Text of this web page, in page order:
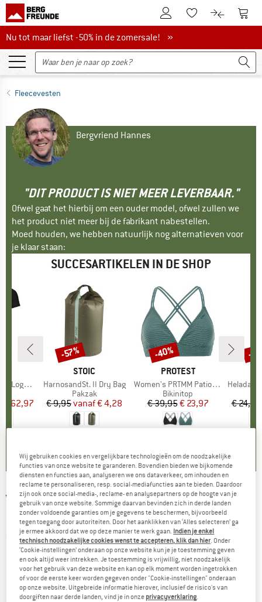
De klantenaccount
Naar deNaar de
Nu tot maar liefst -50% in de zomersale!
Nu tot maar liefst -50% in de zomersale! »
Fleecevesten
Bergvriend Hannes
"DIT PRODUCT IS NIET MEER LEVERBAAR."
Ofwel gaat het hierbij om een ouder model, ofwel zullen we
het product niet meer bij de fabrikant nabestellen.
Moed houden, we hebben natuurlijk nog alternatieven voor
je klaar staan:
SUCCESARTIKELEN IN DE SHOP
T-Shirt
prijs
€ 62,97
MERK
STOIC
Artikel
HarnosandSt. II Dry Bag
Productgroep
Pakzak
Prijs
€ 9,95 Verlaagde prijs
vanaf€ 4,28
Korting
-57%
MERK
PROTEST
Artikel
Women's PRTMM Patio Triangle
Productgroep
Bikinitop
Prijs
€ 39,95Verlaagde prijs
€ 23,97
Korting
-40%
Artikel
HeladagenSt.
€ 24,95
-
VAUDE -Women's Comyou Fleece Jacket -
Fleecevest
(0)
Wij gebruiken cookies en vergelijkbare technologieën om de noodzakelijke
functies van onze website te garanderen. Bovendien bieden we bijkomende
diensten en functies aan, analyseren we ons dataverkeer, om inhouden en
reclame te personaliseren, resp. social-mediafuncties aan te bieden. Daardoor
zijn ook onze social-media-, reclame- en analysepartners op de hoogte van je
gebruik van onze website. Sommige daarvan bevinden zich in derde landen
zonder voldoende garanties om je gegevens te beschermen, bijvoorbeeld
tegen toegang door autoriteiten. Door het aanklikken van ‘Alles selecteren’ ga
je ermee akkoord dat we op deze manier te werk gaan. Indien je enkel
technisch noodzakelijke cookies wenst te accepteren, klik dan hier. Onder
‘Cookie-instellingen’ onderaan op onze website kun je je toestemming geven
en ook altijd weer intrekken. Je toestemming is vrijwillig, niet noodzakelijk
voor het gebruik van deze website en kan op elk moment worden ingetrokken
of voor de eerste keer worden gegeven onder "Cookie-instellingen" onderaan
op onze website. Uitgebreide informatie hierover, inclusief de risico's van
doorgiften naar derde landen, vind je in onze privacyverklaring.